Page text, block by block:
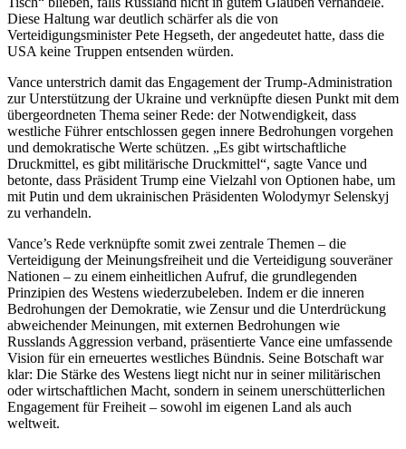
Diese Haltung war deutlich schärfer als die von
Verteidigungsminister Pete Hegseth, der angedeutet hatte, dass die
USA keine Truppen entsenden würden.
Vance unterstrich damit das Engagement der Trump-Administration
zur Unterstützung der Ukraine und verknüpfte diesen Punkt mit dem
übergeordneten Thema seiner Rede: der Notwendigkeit, dass
westliche Führer entschlossen gegen innere Bedrohungen vorgehen
und demokratische Werte schützen. „Es gibt wirtschaftliche
Druckmittel, es gibt militärische Druckmittel“, sagte Vance und
betonte, dass Präsident Trump eine Vielzahl von Optionen habe, um
mit Putin und dem ukrainischen Präsidenten Wolodymyr Selenskyj
zu verhandeln.
Vance’s Rede verknüpfte somit zwei zentrale Themen – die
Verteidigung der Meinungsfreiheit und die Verteidigung souveräner
Nationen – zu einem einheitlichen Aufruf, die grundlegenden
Prinzipien des Westens wiederzubeleben. Indem er die inneren
Bedrohungen der Demokratie, wie Zensur und die Unterdrückung
abweichender Meinungen, mit externen Bedrohungen wie
Russlands Aggression verband, präsentierte Vance eine umfassende
Vision für ein erneuertes westliches Bündnis. Seine Botschaft war
klar: Die Stärke des Westens liegt nicht nur in seiner militärischen
oder wirtschaftlichen Macht, sondern in seinem unerschütterlichen
Engagement für Freiheit – sowohl im eigenen Land als auch
weltweit.